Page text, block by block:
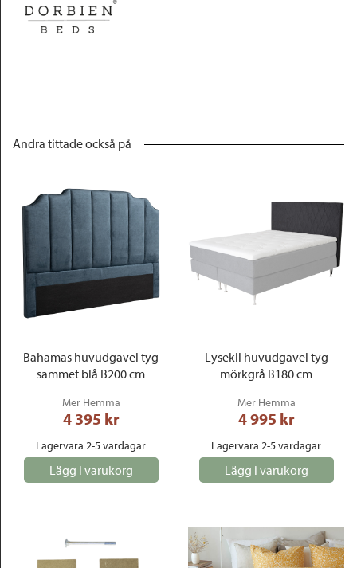
Andra tittade också på
Bahamas huvudgavel tyg
sammet blå B200 cm
Mer Hemma
4 395 kr
Lagervara 2-5 vardagar
Lägg i varukorg
Lysekil huvudgavel tyg
mörkgrå B180 cm
Mer Hemma
4 995 kr
Lagervara 2-5 vardagar
Lägg i varukorg